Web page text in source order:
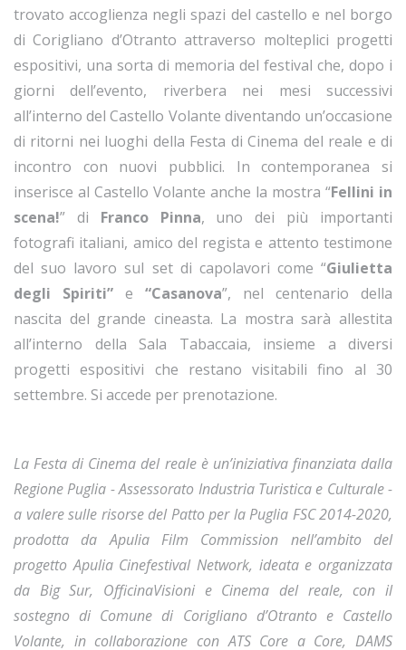
trovato accoglienza negli spazi del castello e nel borgo
di Corigliano d’Otranto attraverso molteplici progetti
espositivi, una sorta di memoria del festival che, dopo i
giorni dell’evento, riverbera nei mesi successivi
all’interno del Castello Volante diventando un’occasione
di ritorni nei luoghi della Festa di Cinema del reale e di
incontro con nuovi pubblici. In contemporanea si
inserisce al Castello Volante anche la mostra “Fellini in
scena!” di Franco Pinna, uno dei più importanti
fotografi italiani, amico del regista e attento testimone
del suo lavoro sul set di capolavori come “Giulietta
degli Spiriti” e “Casanova”, nel centenario della
nascita del grande cineasta. La mostra sarà allestita
all’interno della Sala Tabaccaia, insieme a diversi
progetti espositivi che restano visitabili fino al 30
settembre. Si accede per prenotazione.
La Festa di Cinema del reale è un’iniziativa finanziata dalla
Regione Puglia - Assessorato Industria Turistica e Culturale -
a valere sulle risorse del Patto per la Puglia FSC 2014-2020,
prodotta da Apulia Film Commission nell’ambito del
progetto Apulia Cinefestival Network, ideata e organizzata
da Big Sur, OfficinaVisioni e Cinema del reale, con il
sostegno di Comune di Corigliano d’Otranto e Castello
Volante, in collaborazione con ATS Core a Core, DAMS